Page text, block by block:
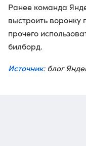
Ранее команда
выстроить воронку
прочего
билборд.
Источник: блог